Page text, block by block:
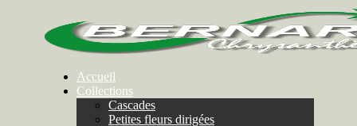
Accueil
Collections
Cascades
Petites fleurs dirigées